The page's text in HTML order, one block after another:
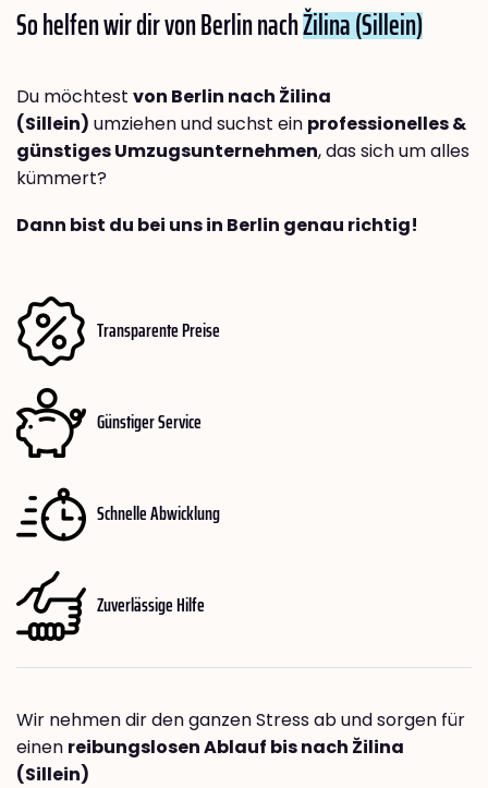
So helfen wir dir von Berlin nachŽilina (Sillein)
Du möchtest von Berlin nach Žilina
(Sillein) umziehen und suchst ein professionelles &
günstiges Umzugsunternehmen, das sich um alles
kümmert?
Dann bist du bei uns in Berlin genau richtig!
Transparente Preise
Günstiger Service
Schnelle Abwicklung
Zuverlässige Hilfe
Wir nehmen dir den ganzen Stress ab und sorgen für
einen reibungslosen Ablauf bis nach Žilina
(Sillein)